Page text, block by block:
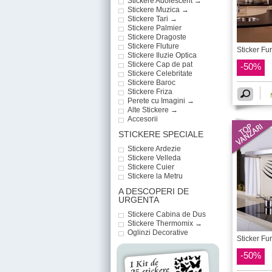
Stickere Muzica →
Stickere Tari →
Stickere Palmier
Stickere Dragoste
Stickere Fluture
Stickere Iluzie Optica
Stickere Cap de pat
Stickere Celebritate
Stickere Baroc
Stickere Friza
Perete cu Imagini →
Alte Stickere →
Accesorii
STICKERE SPECIALE
Stickere Ardezie
Stickere Velleda
Stickere Cuier
Stickere la Metru
A DESCOPERI DE
URGENTA
Stickere Cabina de Dus
Stickere Thermomix →
Oglinzi Decorative
Sticker
-50%
Sticker
-50%